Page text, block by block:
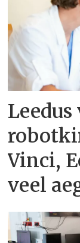
Vinci,
veel